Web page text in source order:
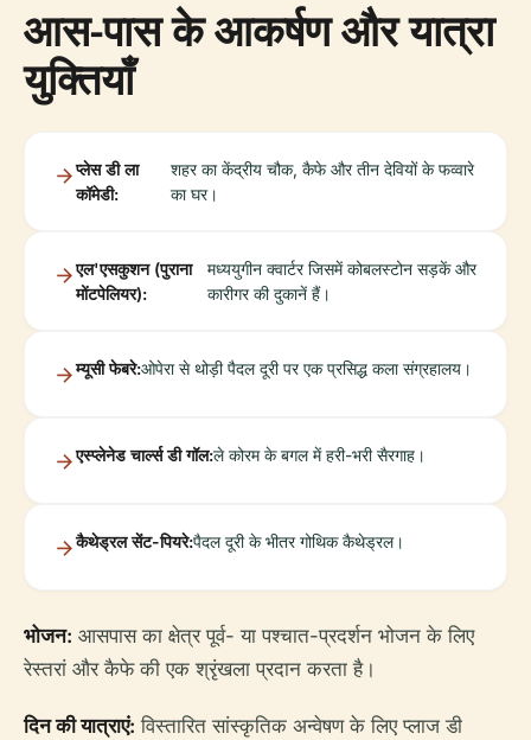
आस-पास के आकर्षण और यात्रा
युक्तियाँ
प्लेस डी ला
कॉमेडी:
शहर का केंद्रीय चौक, कैफे और तीन देवियों के फव्वारे
का घर।
एल'एसकुशन (पुराना
मोंटपेलियर):
मध्ययुगीन क्वार्टर जिसमें कोबलस्टोन सड़कें और
कारीगर की दुकानें हैं।
म्यूसी फेबरे:ओपेरा से थोड़ी पैदल दूरी पर एक प्रसिद्ध कला संग्रहालय।
एस्प्लेनेड चार्ल्स डी गॉल:ले कोरम के बगल में हरी-भरी सैरगाह।
कैथेड्रल सेंट-पियरे:पैदल दूरी के भीतर गोथिक कैथेड्रल।
भोजन: आसपास का क्षेत्र पूर्व- या पश्चात-प्रदर्शन भोजन के लिए
रेस्तरां और कैफे की एक श्रृंखला प्रदान करता है।
दिन की यात्राएं: विस्तारित सांस्कृतिक अन्वेषण के लिए प्लाज डी